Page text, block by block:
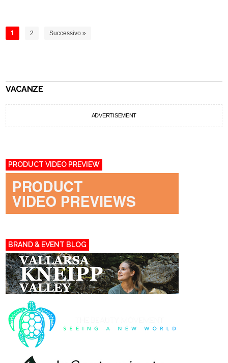
1 2 Successivo »
VACANZE
ADVERTISEMENT
PRODUCT VIDEO PREVIEW
BRAND & EVENT BLOG